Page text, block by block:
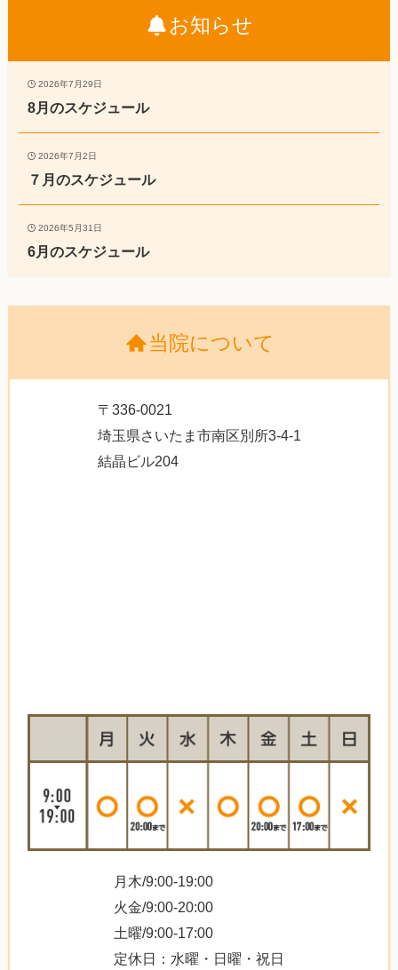
お知らせ
2026年7月29日
8月のスケジュール
2026年7月2日
７月のスケジュール
2026年5月31日
6月のスケジュール
当院について
〒336-0021
埼玉県さいたま市南区別所3-4-1
結晶ビル204
月木/9:00-19:00
火金/9:00-20:00
土曜/9:00-17:00
定休日：水曜・日曜・祝日